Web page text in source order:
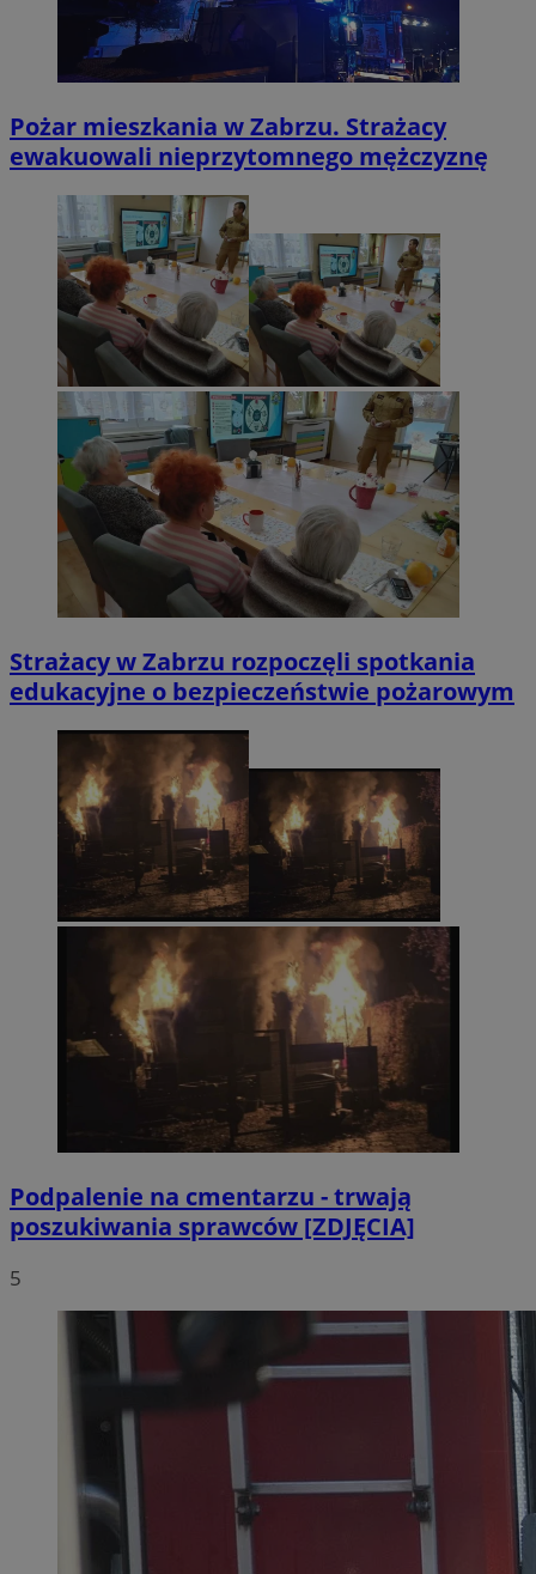
Pożar mieszkania w Zabrzu. Strażacy
ewakuowali nieprzytomnego mężczyznę
Strażacy w Zabrzu rozpoczęli spotkania
edukacyjne o bezpieczeństwie pożarowym
Podpalenie na cmentarzu - trwają
poszukiwania sprawców [ZDJĘCIA]
5